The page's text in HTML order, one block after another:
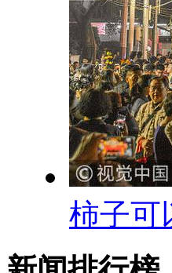
柿子可